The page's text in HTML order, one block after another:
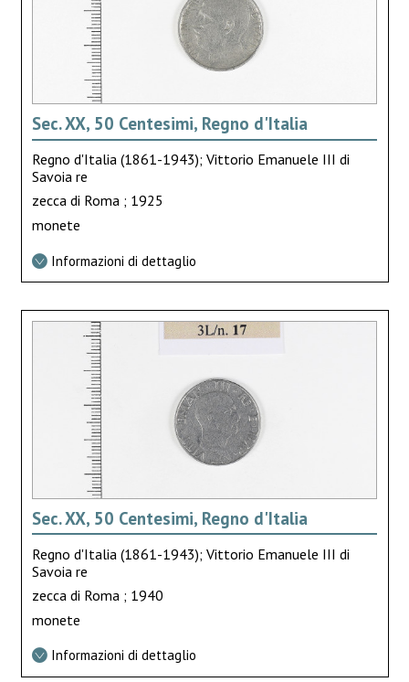
Sec. XX, 50 Centesimi, Regno d'Italia
Regno d'Italia (1861-1943); Vittorio Emanuele III di
Savoia re
zecca di Roma ; 1925
monete
Informazioni di dettaglio
Sec. XX, 50 Centesimi, Regno d'Italia
Regno d'Italia (1861-1943); Vittorio Emanuele III di
Savoia re
zecca di Roma ; 1940
monete
Informazioni di dettaglio